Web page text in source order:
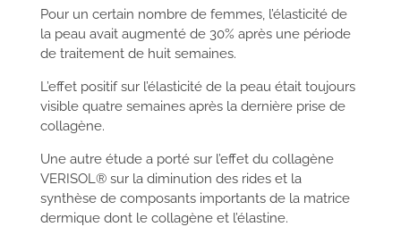
Pour un certain nombre de femmes, l’élasticité de
la peau avait augmenté de 30% après une période
de traitement de huit semaines.
L’effet positif sur l’élasticité de la peau était toujours
visible quatre semaines après la dernière prise de
collagène.
Une autre étude a porté sur l’effet du collagène
VERISOL® sur la diminution des rides et la
synthèse de composants importants de la matrice
dermique dont le collagène et l’élastine.